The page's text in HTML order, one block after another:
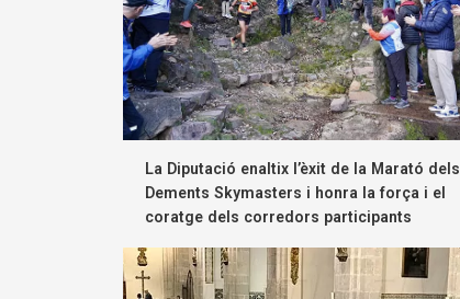
La Diputació enaltix l’èxit de la Marató dels
Dements Skymasters i honra la força i el
coratge dels corredors participants